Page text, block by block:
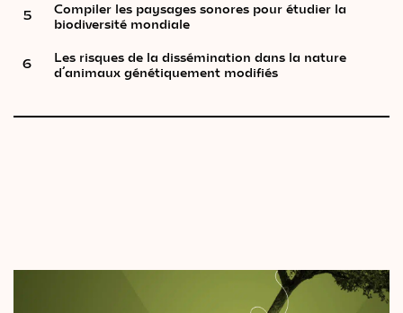
5
Compiler les paysages sonores pour étudier la
biodiversité mondiale
6
Les risques de la dissémination dans la nature
d’animaux génétiquement modifiés